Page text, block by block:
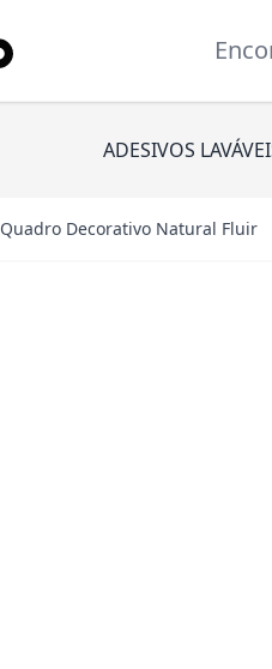
ADESIVOS
Quadro Decorativo Natural Fluir